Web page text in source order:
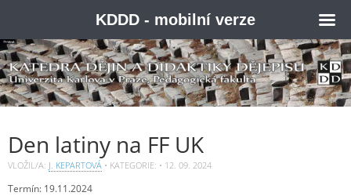
Den latiny na FF UK
VLOŽIL/A: J. KEPARTOVÁ • KATEGORIE: • 12. 09. 2024
Termín: 19.11.2024
KDDD - mobilní verze